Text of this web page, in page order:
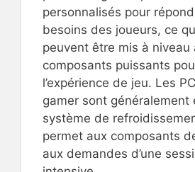
personnalisés pour
besoins des joueurs, ce
peuvent être mis à niveau
composants puissants
l’expérience de jeu. Les
gamer sont généralement
système de
permet aux composants
aux demandes d’une